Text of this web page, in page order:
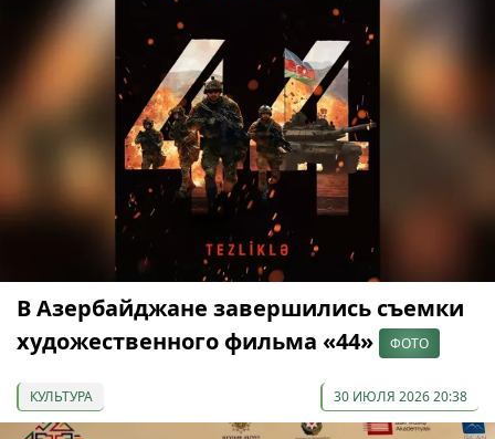
В Азербайджане завершились съемки
художественного фильма «44»
ФОТО
КУЛЬТУРА 30 ИЮЛЯ 2026 20:38